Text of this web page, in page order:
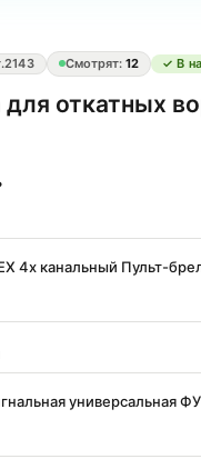
2143 Смотрят: 12 ✓ В
для откатных
4х канальный Пульт-
универсальная